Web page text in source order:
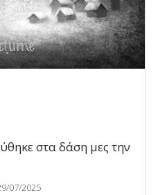
στα δάση μες την
07/2025